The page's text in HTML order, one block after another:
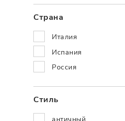
Страна
Италия
Испания
Россия
Стиль